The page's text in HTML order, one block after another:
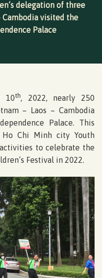
delegation of three
Cambodia visited the
Palace
10th, 2022, nearly 250
– Laos – Cambodia
Palace. This
Chi Minh city Youth
to celebrate the
Festival in 2022.